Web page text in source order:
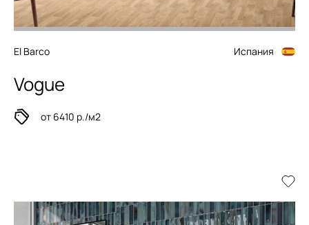
El Barco Испания
Vogue
от 6410 р./м2